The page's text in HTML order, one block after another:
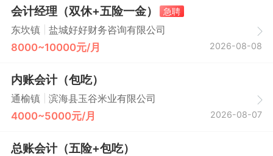
会计经理（双休+五险一金）
急聘
东坎镇
盐城好好财务咨询有限公司
8000~10000元/月 2026-08-08
内账会计（包吃）
通榆镇 滨海县玉谷米业有限公司
4000~5000元/月 2026-08-07
总账会计（五险+包吃）